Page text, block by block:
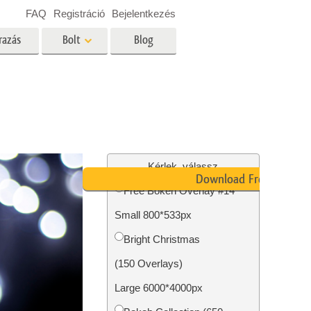
Fotó -helyreállítási szolgáltatások
Bolt Blog
FAQ Registráció Bejelentkezés
Kérlek, válassz
Free Bokeh Overlay #14
Small 800*533px
Bright Christmas
(150 Overlays)
Large 6000*4000px
Download Free